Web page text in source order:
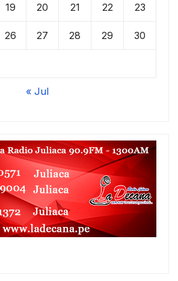
19 20 21 22 23
26 27 28 29 30
« Jul